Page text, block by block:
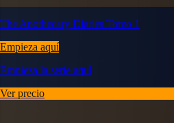
The Apothecary Diaries Tomo 1
Empieza aquí
Empieza la serie aquí
Ver precio